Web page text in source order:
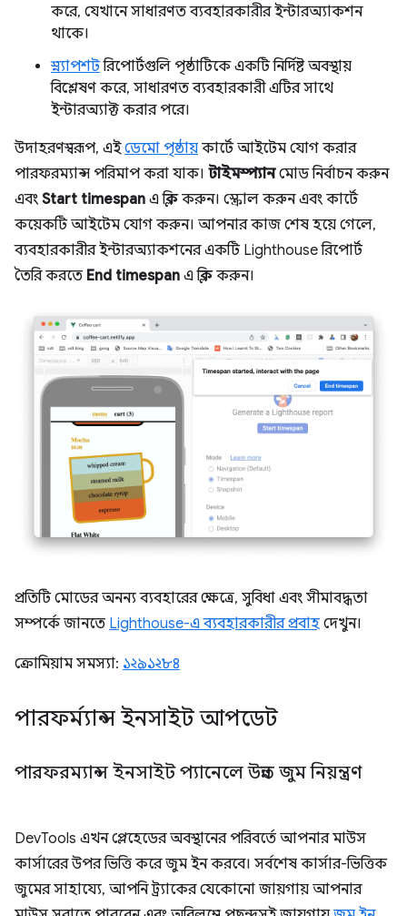
করে, যেখানে সাধারণত ব্যবহারকারীর ইন্টারঅ্যাকশন
থাকে।
স্ন্যাপশটরিপোর্টগুলি পৃষ্ঠাটিকে একটি নির্দিষ্ট অবস্থায়
বিশ্লেষণ করে, সাধারণত ব্যবহারকারী এটির সাথে
ইন্টারঅ্যাক্ট করার পরে।
উদাহরণস্বরূপ, এইডেমো পৃষ্ঠায় কার্টে আইটেম যোগ করার
পারফরম্যান্স পরিমাপ করা যাক। টাইমস্প্যানমোড নির্বাচন করুন
এবং Start timespan এ ক্লিক করুন। স্ক্রোল করুন এবং কার্টে
কয়েকটি আইটেম যোগ করুন। আপনার কাজ শেষ হয়ে গেলে,
ব্যবহারকারীর ইন্টারঅ্যাকশনের একটি Lighthouse রিপোর্ট
তৈরি করতে End timespan এ ক্লিক করুন।
প্রতিটি মোডের অনন্য ব্যবহারের ক্ষেত্রে, সুবিধা এবং সীমাবদ্ধতা
সম্পর্কে জানতে Lighthouse-এ ব্যবহারকারীর প্রবাহ দেখুন।
ক্রোমিয়াম সমস্যা: ১২৯১২৮৪
পারফর্ম্যান্স ইনসাইট আপডেট
পারফরম্যান্স ইনসাইট প্যানেলে উন্নত জুম নিয়ন্ত্রণ
DevTools এখন প্লেহেডের অবস্থানের পরিবর্তে আপনার মাউস
কার্সারের উপর ভিত্তি করে জুম ইন করবে। সর্বশেষ কার্সার-ভিত্তিক
জুমের সাহায্যে, আপনি ট্র্যাকের যেকোনো জায়গায় আপনার